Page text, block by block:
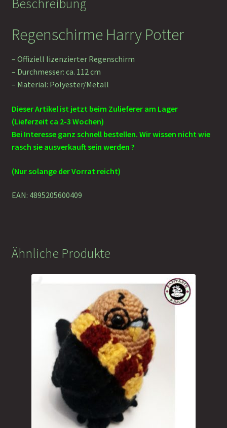
Beschreibung
Regenschirme Harry Potter
– Offiziell lizenzierter Regenschirm
– Durchmesser: ca. 112 cm
– Material: Polyester/Metall
Dieser Artikel ist jetzt beim Zulieferer am Lager
(Lieferzeit ca 2-3 Wochen)
Bei Interesse ganz schnell bestellen. Wir wissen nicht wie
rasch sie ausverkauft sein werden ?
(Nur solange der Vorrat reicht)
EAN: 4895205600409
Ähnliche Produkte